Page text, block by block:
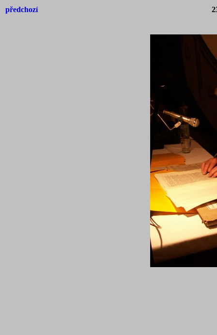
předchozí